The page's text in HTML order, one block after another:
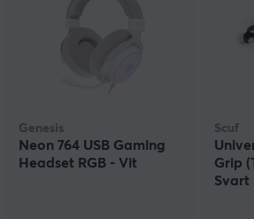
Genesis
Neon 764 USB Gaming
Headset RGB - Vit
Scuf
Grip
Svart